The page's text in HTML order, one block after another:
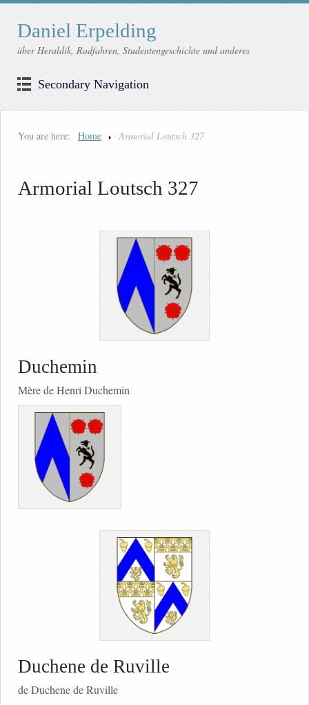
Daniel Erpelding
über Heraldik, Radfahren, Studentengeschichte und anderes
Secondary Navigation
You are here: Home Armorial Loutsch 327
Armorial Loutsch 327
Duchemin
Mère de Henri Duchemin
Duchene de Ruville
de Duchene de Ruville